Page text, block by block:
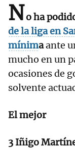
No ha
de la liga en
mínimaante
mucho en un
ocasiones de
solvente
El mejor
3 Iñigo